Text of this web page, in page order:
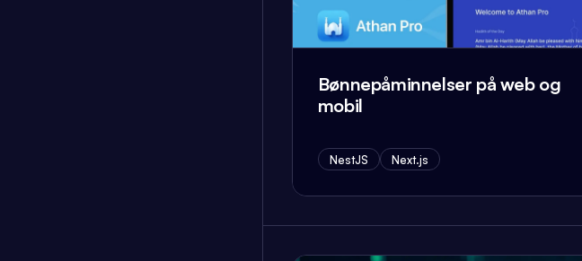
Bønnepåminnelser på web og
mobil
NestJS Next.js